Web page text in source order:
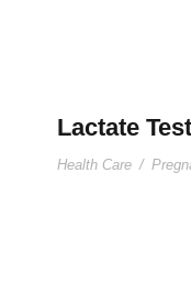
Lactate
Health Care /